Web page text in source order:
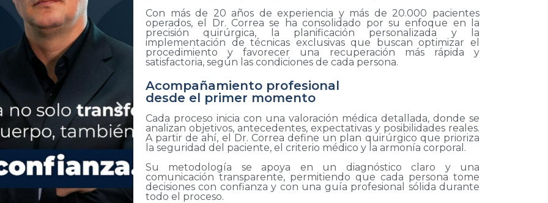
Con más de 20 años de experiencia y más de 20.000 pacientes
operados, el Dr. Correa se ha consolidado por su enfoque en la
precisión quirúrgica, la planificación personalizada y la
implementación de técnicas exclusivas que buscan optimizar el
procedimiento y favorecer una recuperación más rápida y
satisfactoria, según las condiciones de cada persona.
Acompañamiento profesional
desde el primer momento
Cada proceso inicia con una valoración médica detallada, donde se
analizan objetivos, antecedentes, expectativas y posibilidades reales.
A partir de ahí, el Dr. Correa define un plan quirúrgico que prioriza
la seguridad del paciente, el criterio médico y la armonía corporal.
Su metodología se apoya en un diagnóstico claro y una
comunicación transparente, permitiendo que cada persona tome
decisiones con confianza y con una guía profesional sólida durante
todo el proceso.